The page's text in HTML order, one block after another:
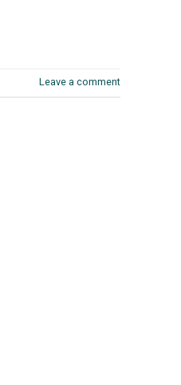
Leave a comment